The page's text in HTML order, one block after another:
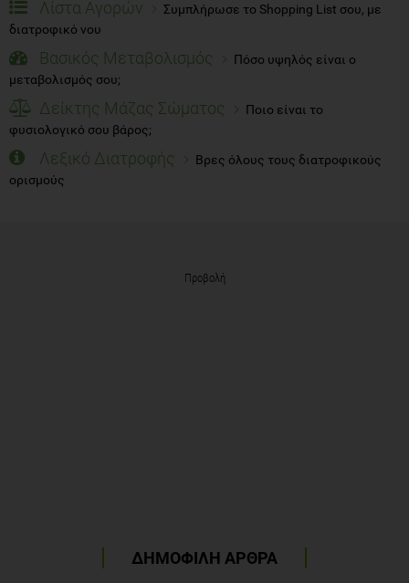
Λίστα Αγορών
Συμπλήρωσε το Shopping List σου, με
διατροφικό νου
Βασικός Μεταβολισμός
Πόσο υψηλός είναι ο
μεταβολισμός σου;
Δείκτης Μάζας Σώματος
Ποιο είναι το
φυσιολογικό σου βάρος;
Λεξικό Διατροφής
Βρες όλους τους διατροφικούς
ορισμούς
Προβολή
ΔΗΜΟΦΙΛΗ ΑΡΘΡΑ